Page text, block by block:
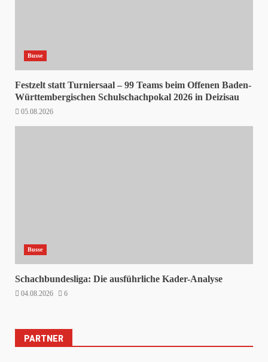
Busse
Festzelt statt Turniersaal – 99 Teams beim Offenen Baden-
Württembergischen Schulschachpokal 2026 in Deizisau
05.08.2026
Busse
Schachbundesliga: Die ausführliche Kader-Analyse
04.08.2026 6
PARTNER